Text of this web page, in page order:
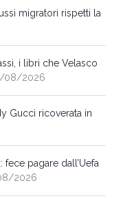
migratori rispetti la
i libri che Velasco
08/2026
Gucci ricoverata in
fece pagare dall’Uefa
2026